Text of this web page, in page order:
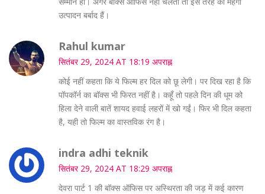
उत्पादन बर्बाद हैं।
Rahul kumar
सितंबर 29, 2024 AT 18:19 अपराह्न
कोई नहीं कहता कि ये फिल्म हर दिल को छू लेगी। पर दिख रहा है कि
पॉपकॉर्न का बॉक्स भी फिरत नहीं है। कहूँ तो पहले दिन की धूम को
हिला देने वाली बातें शायद हवाई लहरों में खो गईं। फिर भी दिल कहता
है, यही तो फिल्म का वास्तविक रंग है।
indra adhi teknik
सितंबर 29, 2024 AT 18:29 अपराह्न
देवरा पार्ट 1 की बॉक्स ऑफिस पर अस्थिरता की जड़ में कई कारण